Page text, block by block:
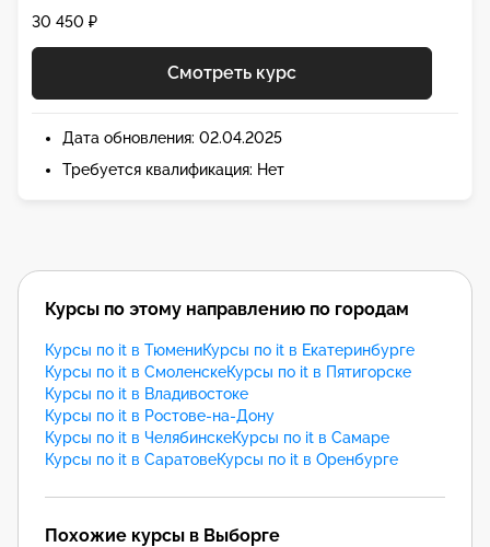
30 450 ₽
Смотреть курс
Дата обновления: 02.04.2025
Требуется квалификация: Нет
Курсы по этому направлению по городам
Курсы по it в ТюмениКурсы по it в Екатеринбурге
Курсы по it в СмоленскеКурсы по it в Пятигорске
Курсы по it в Владивостоке
Курсы по it в Ростове-на-Дону
Курсы по it в ЧелябинскеКурсы по it в Самаре
Курсы по it в СаратовеКурсы по it в Оренбурге
Похожие курсы в Выборге